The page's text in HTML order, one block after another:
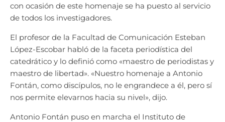
con ocasión de este homenaje se ha puesto al servicio
de todos los investigadores.
El profesor de la Facultad de Comunicación Esteban
López-Escobar habló de la faceta periodística del
catedrático y lo definió como «maestro de periodistas y
maestro de libertad». «Nuestro homenaje a Antonio
Fontán, como discípulos, no le engrandece a él, pero sí
nos permite elevarnos hacia su nivel», dijo.
Antonio Fontán puso en marcha el Instituto de